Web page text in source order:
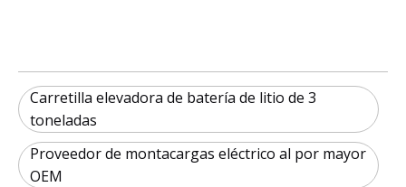
Carretilla elevadora de batería de litio de 3
toneladas
Proveedor de montacargas eléctrico al por mayor
OEM